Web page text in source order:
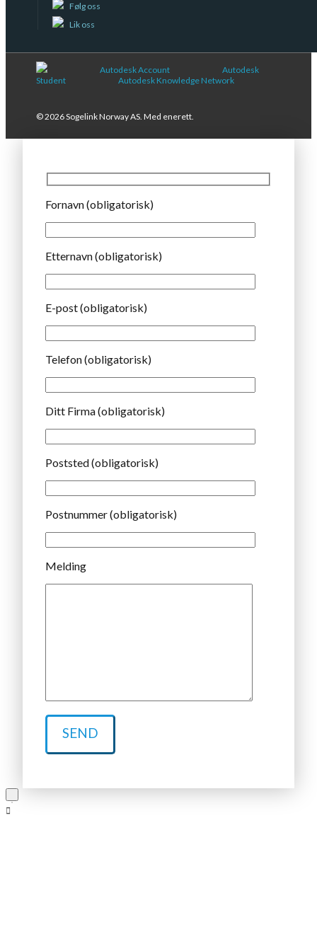
Følg oss
Lik oss
Autodesk Account
Autodesk
Student
Autodesk Knowledge Network
© 2026 Sogelink Norway AS. Med enerett.
Fornavn (obligatorisk)
Etternavn (obligatorisk)
E-post (obligatorisk)
Telefon (obligatorisk)
Ditt Firma (obligatorisk)
Poststed (obligatorisk)
Postnummer (obligatorisk)
Melding